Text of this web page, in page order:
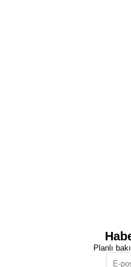
Planlı